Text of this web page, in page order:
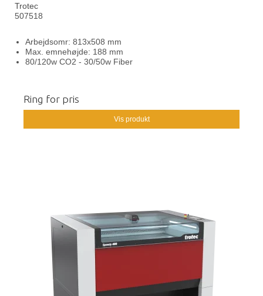
Trotec
507518
Arbejdsomr: 813x508 mm
Max. emnehøjde: 188 mm
80/120w CO2 - 30/50w Fiber
Ring for pris
Vis produkt